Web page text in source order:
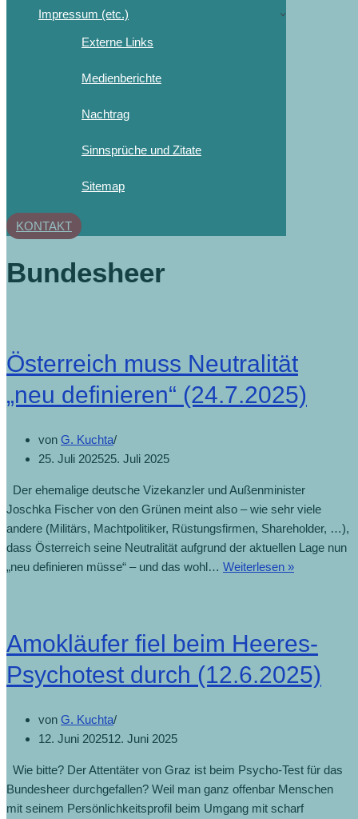
Impressum (etc.)
Externe Links
Medienberichte
Nachtrag
Sinnsprüche und Zitate
Sitemap
KONTAKT
Bundesheer
Österreich muss Neutralität
„neu definieren“ (24.7.2025)
von G. Kuchta
25. Juli 202525. Juli 2025
Der ehemalige deutsche Vizekanzler und Außenminister
Joschka Fischer von den Grünen meint also – wie sehr viele
andere (Militärs, Machtpolitiker, Rüstungsfirmen, Shareholder, …),
dass Österreich seine Neutralität aufgrund der aktuellen Lage nun
„neu definieren müsse“ – und das wohl… Weiterlesen »Österreich
definieren“
Amokläufer fiel beim Heeres-
Psychotest durch (12.6.2025)
von G. Kuchta
12. Juni 202512. Juni 2025
Wie bitte? Der Attentäter von Graz ist beim Psycho-Test für das
Bundesheer durchgefallen? Weil man ganz offenbar Menschen
mit seinem Persönlichkeitsprofil beim Umgang mit scharf